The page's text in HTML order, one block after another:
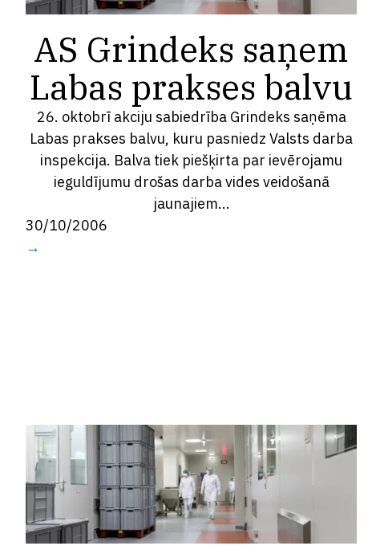
AS Grindeks saņem
Labas prakses balvu
26. oktobrī akciju sabiedrība Grindeks saņēma
Labas prakses balvu, kuru pasniedz Valsts darba
inspekcija. Balva tiek piešķirta par ievērojamu
ieguldījumu drošas darba vides veidošanā
jaunajiem...
30/10/2006
→